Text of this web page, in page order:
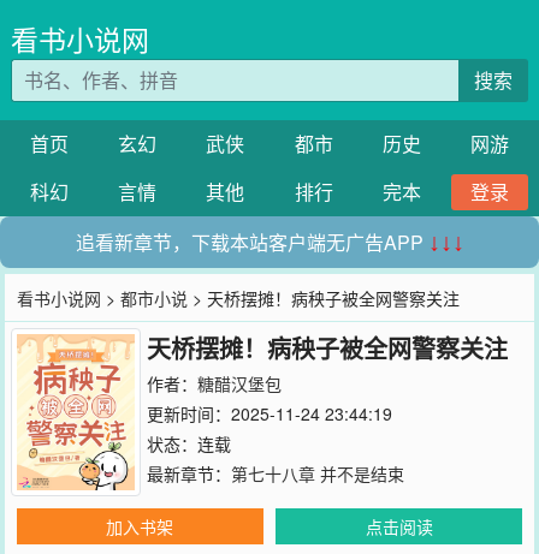
看书小说网
搜索
首页 玄幻 武侠 都市 历史
网游
科幻
言情 其他 排行 完本
登录
追看新章节，下载本站客户端无广告APP ↓↓↓
看书小说网 >都市小说 > 天桥摆摊！病秧子被全网警察关注
天桥摆摊！病秧子被全网警察关注
作者： 糖醋汉堡包
更新时间：2025-11-24 23:44:19
状态：连载
最新章节： 第七十八章 并不是结束
加入书架
点击阅读